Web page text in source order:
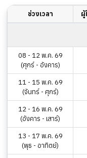
ช่วงเวลา ผู้
08 - 12 พ.ค. 69
(ศุกร์ - อังคาร)
11 - 15 พ.ค. 69
(จันทร์ - ศุกร์)
12 - 16 พ.ค. 69
(อังคาร - เสาร์)
13 - 17 พ.ค. 69
(พุธ - อาทิตย์)